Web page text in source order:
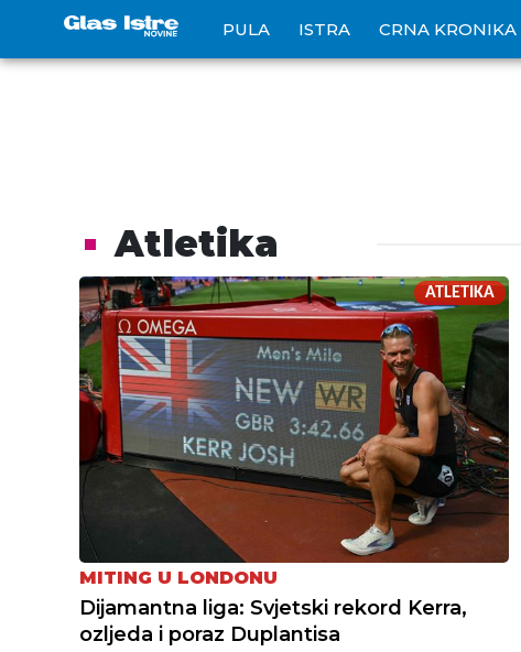
PULA ISTRA CRNA KRONIKA
Atletika
ATLETIKA
MITING U LONDONU
Dijamantna liga: Svjetski rekord Kerra,
ozljeda i poraz Duplantisa